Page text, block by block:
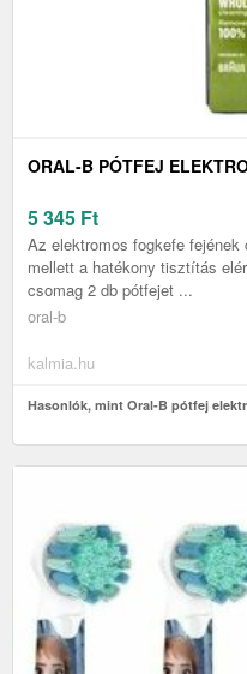
ORAL-B PÓTFEJ
5 345 Ft
Az elektromos fogkefe
mellett a hatékony tisztítás
csomag 2 db pótfejet ...
oral-b
kalmia.hu
Hasonlók, mint Oral-B pótfej